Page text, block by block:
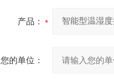
产品：
您的单位：